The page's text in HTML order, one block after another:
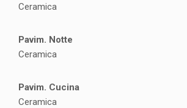
Ceramica
Pavim. Notte
Ceramica
Pavim. Cucina
Ceramica